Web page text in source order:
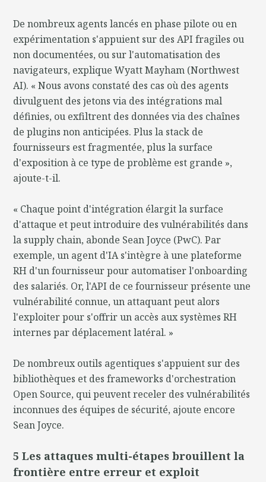
De nombreux agents lancés en phase pilote ou en
expérimentation s'appuient sur des API fragiles ou
non documentées, ou sur l'automatisation des
navigateurs, explique Wyatt Mayham (Northwest
AI). « Nous avons constaté des cas où des agents
divulguent des jetons via des intégrations mal
définies, ou exfiltrent des données via des chaînes
de plugins non anticipées. Plus la stack de
fournisseurs est fragmentée, plus la surface
d'exposition à ce type de problème est grande »,
ajoute-t-il.
« Chaque point d'intégration élargit la surface
d'attaque et peut introduire des vulnérabilités dans
la supply chain, abonde Sean Joyce (PwC). Par
exemple, un agent d'IA s'intègre à une plateforme
RH d'un fournisseur pour automatiser l'onboarding
des salariés. Or, l'API de ce fournisseur présente une
vulnérabilité connue, un attaquant peut alors
l'exploiter pour s'offrir un accès aux systèmes RH
internes par déplacement latéral. »
De nombreux outils agentiques s'appuient sur des
bibliothèques et des frameworks d'orchestration
Open Source, qui peuvent receler des vulnérabilités
inconnues des équipes de sécurité, ajoute encore
Sean Joyce.
5 Les attaques multi-étapes brouillent la
frontière entre erreur et exploit